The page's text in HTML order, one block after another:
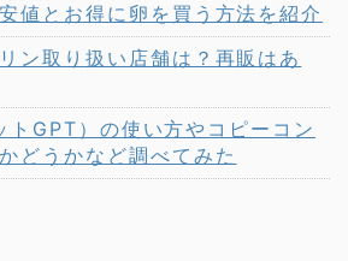
値とお得に卵を買う方法を紹介
ン取り扱い店舗は？再販はあ
GPT）の使い方やコピーコン
どうかなど調べてみた